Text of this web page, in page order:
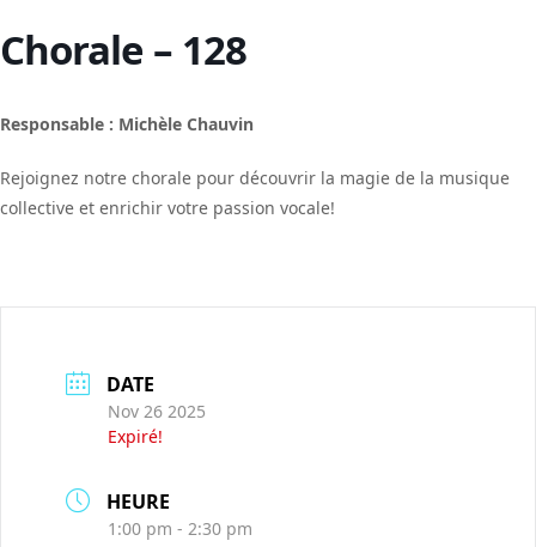
Chorale – 128
Responsable : Michèle Chauvin
Rejoignez notre chorale pour découvrir la magie de la musique
collective et enrichir votre passion vocale!
DATE
Nov 26 2025
Expiré!
HEURE
1:00 pm - 2:30 pm